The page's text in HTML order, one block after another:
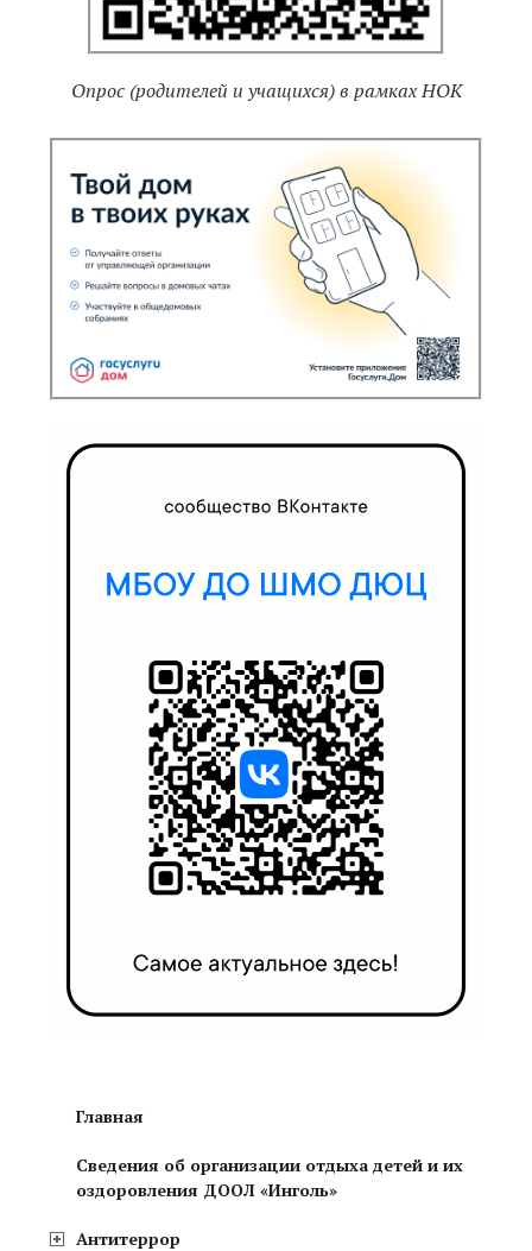
Опрос (родителей и учащихся) в рамках НОК
Главная
Сведения об организации отдыха детей и их
оздоровления ДООЛ «Инголь»
Антитеррор